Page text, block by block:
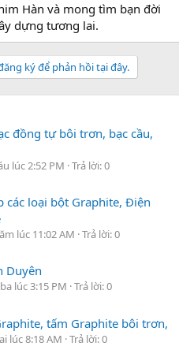
Hàn và mong tìm bạn đời
dựng tương lai.
ký để phản hồi tại đây.
đồng tự bôi trơn, bạc cầu,
lúc 2:52 PM Trả lời: 0
các loại bột Graphite, Điện
lúc 11:02 AM Trả lời: 0
Duyên
lúc 3:15 PM Trả lời: 0
tấm Graphite bôi trơn,
lúc 8:18 AM Trả lời: 0